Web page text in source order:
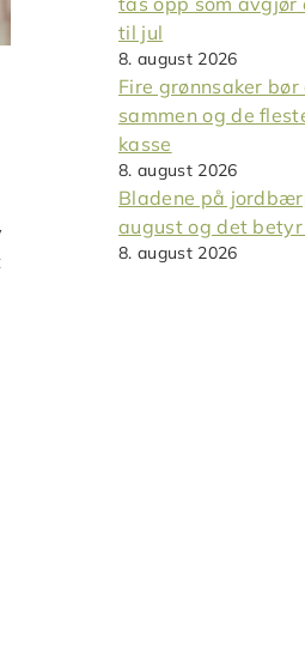
til jul
8. august 2026
Fire grønnsaker
sammen og de
kasse
8. august 2026
Bladene på
august og det
8. august 2026